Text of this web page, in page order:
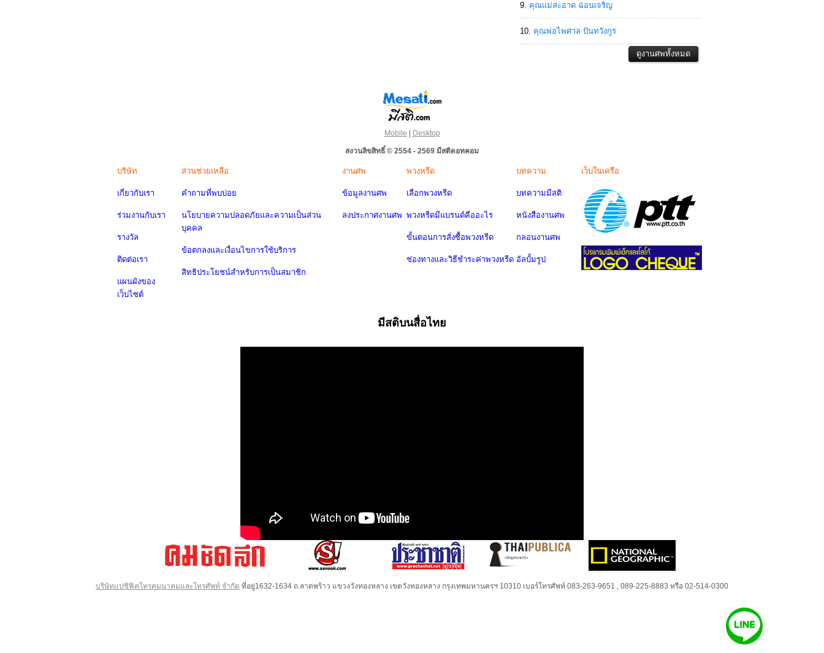
คุณแม่สะอาด ฉ่อนเจริญ
คุณพ่อไพศาล ปันทวังกูร
Mobile | Desktop
สงวนลิขสิทธิ์ © 2554 - 2569 มีสติดอทคอม
บริษัท
เกี่ยวกับเรา
ร่วมงานกับเรา
รางวัล
ติดต่อเรา
แผนผังของ
เว็บไซต์
ส่วนช่วยเหลือ
คำถามที่พบบ่อย
นโยบายความปลอดภัยและความเป็นส่วน
บุคคล
ข้อตกลงและเงื่อนไขการใช้บริการ
สิทธิประโยชน์สำหรับการเป็นสมาชิก
งานศพ
ข้อมูลงานศพ
ลงประกาศงานศพ
พวงหรีด
เลือกพวงหรีด
พวงหรีดมีแบรนด์คืออะไร
ขั้นตอนการสั่งซื้อพวงหรีด
ช่องทางและวิธีชำระค่าพวงหรีด
บทความ
บทความมีสติ
หนังสืองานศพ
กลอนงานศพ
อัลบั้มรูป
เว็บในเครือ
มีสติบนสื่อไทย
บริษัทแปซิฟิคโทรคมนาคมและโทรศัพท์ จำกัด ที่อยู่1632-1634 ถ.ลาดพร้าว แขวงวังทองหลาง เขตวังทองหลาง กรุงเทพมหานครฯ 10310 เบอร์โทรศัพท์ 083-263-9651 , 089-225-8883 หรือ 02-514-0300